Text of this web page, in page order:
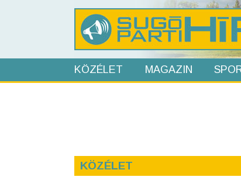
KÖZÉLET MAGAZIN
KÖZÉLET